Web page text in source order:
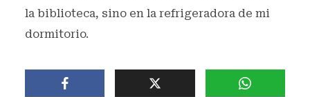
la biblioteca, sino en la refrigeradora de mi
dormitorio.